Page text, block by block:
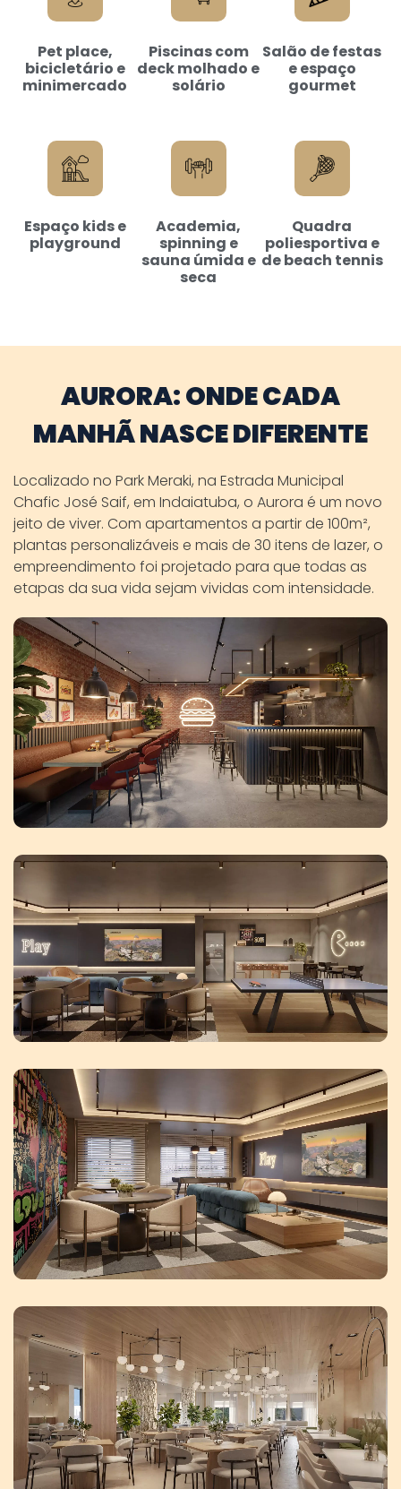
Pet place,
bicicletário e
minimercado
Piscinas com
deck molhado e
solário
Salão de festas
e espaço
gourmet
Espaço kids e
playground
Academia,
spinning e
sauna úmida e
seca
Quadra
poliesportiva e
de beach tennis
AURORA: ONDE CADA
MANHÃ NASCE DIFERENTE
Localizado no Park Meraki, na Estrada Municipal
Chafic José Saif, em Indaiatuba, o Aurora é um novo
jeito de viver. Com apartamentos a partir de 100m²,
plantas personalizáveis e mais de 30 itens de lazer, o
empreendimento foi projetado para que todas as
etapas da sua vida sejam vividas com intensidade.